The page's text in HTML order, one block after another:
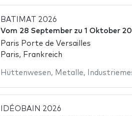
BATIMAT 2026
Vom 28 Septemberzu 1 Oktober
Paris Porte de Versailles
Paris, Frankreich
Hüttenwesen, Metalle,
IDÉOBAIN 2026